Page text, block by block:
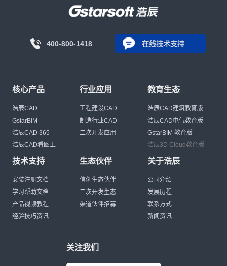
400-800-1418 在线技术支持
核心产品
浩辰CAD
GstarBIM
浩辰CAD 365
浩辰CAD看图王
行业应用
工程建设CAD
制造行业CAD
二次开发应用
教育生态
浩辰CAD建筑教育版
浩辰CAD电气教育版
GstarBIM 教育版
浩辰3D Cloud教育版
技术支持
安装注册文档
学习帮助文档
产品视频教程
经验技巧资讯
生态伙伴
信创生态伙伴
二次开发生态
渠道伙伴招募
关于浩辰
公司介绍
发展历程
联系方式
新闻资讯
关注我们